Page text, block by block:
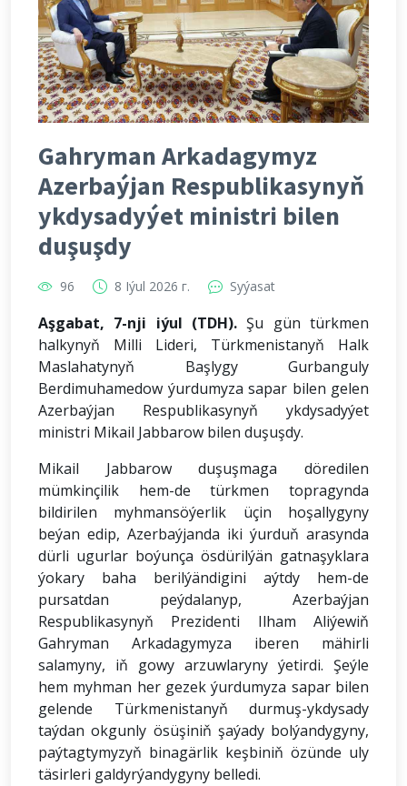
Gahryman Arkadagymyz
Azerbaýjan Respublikasynyň
ykdysadyýet ministri bilen
duşuşdy
96 8 Iýul 2026 г. Syýasat
Aşgabat, 7-nji iýul (TDH).Şu gün türkmen
halkynyň Milli Lideri, Türkmenistanyň Halk
Maslahatynyň Başlygy Gurbanguly
Berdimuhamedow ýurdumyza sapar bilen gelen
Azerbaýjan Respublikasynyň ykdysadyýet
ministri Mikail Jabbarow bilen duşuşdy.
Mikail Jabbarow duşuşmaga döredilen
mümkinçilik hem-de türkmen topragynda
bildirilen myhmansöýerlik üçin hoşallygyny
beýan edip, Azerbaýjanda iki ýurduň arasynda
dürli ugurlar boýunça ösdürilýän gatnaşyklara
ýokary baha berilýändigini aýtdy hem-de
pursatdan peýdalanyp, Azerbaýjan
Respublikasynyň Prezidenti Ilham Aliýewiň
Gahryman Arkadagymyza iberen mähirli
salamyny, iň gowy arzuwlaryny ýetirdi. Şeýle
hem myhman her gezek ýurdumyza sapar bilen
gelende Türkmenistanyň durmuş-ykdysady
taýdan okgunly ösüşiniň şaýady bolýandygyny,
paýtagtymyzyň binagärlik keşbiniň özünde uly
täsirleri galdyrýandygyny belledi.